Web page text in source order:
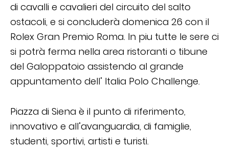
di cavalli e cavalieri del circuito del salto
ostacoli, e si concluderà domenica 26 con il
Rolex Gran Premio Roma. In piu tutte le sere ci
si potrà ferma nella area ristoranti o tibune
del Galoppatoio assistendo al grande
appuntamento dell’ Italia Polo Challenge.
Piazza di Siena è il punto di riferimento,
innovativo e all’avanguardia, di famiglie,
studenti, sportivi, artisti e turisti.